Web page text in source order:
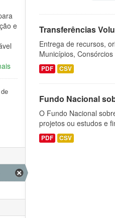
Transferências
Entrega de recursos,
Municípios,
PDF CSV
Fundo Nacional
O Fundo Nacional
projetos ou estudos e
PDF CSV
e